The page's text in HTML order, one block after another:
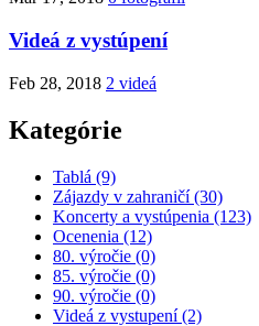
Videá z vystúpení
Feb 28, 2018 2 videá
Kategórie
Tablá (9)
Zájazdy v zahraničí(30)
Koncerty a vystúpenia (123)
Ocenenia (12)
80. výročie (0)
85. výročie (0)
90. výročie (0)
Videá z vystupení(2)